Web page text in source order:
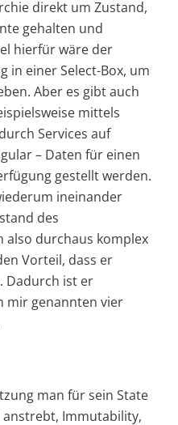
direkt um Zustand,
gehalten und
hierfür wäre der
in einer Select-Box, um
Aber es gibt auch
mittels
Services auf
– Daten für einen
gestellt werden.
ineinander
des
also durchaus komplex
Vorteil, dass er
Dadurch ist er
mir genannten vier
man für sein State
Immutability,